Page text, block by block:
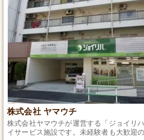
株式会社 ヤマウチ
株式会社ヤマウチが運営する「ジョイリ
イサービス施設です。未経験者も大歓迎